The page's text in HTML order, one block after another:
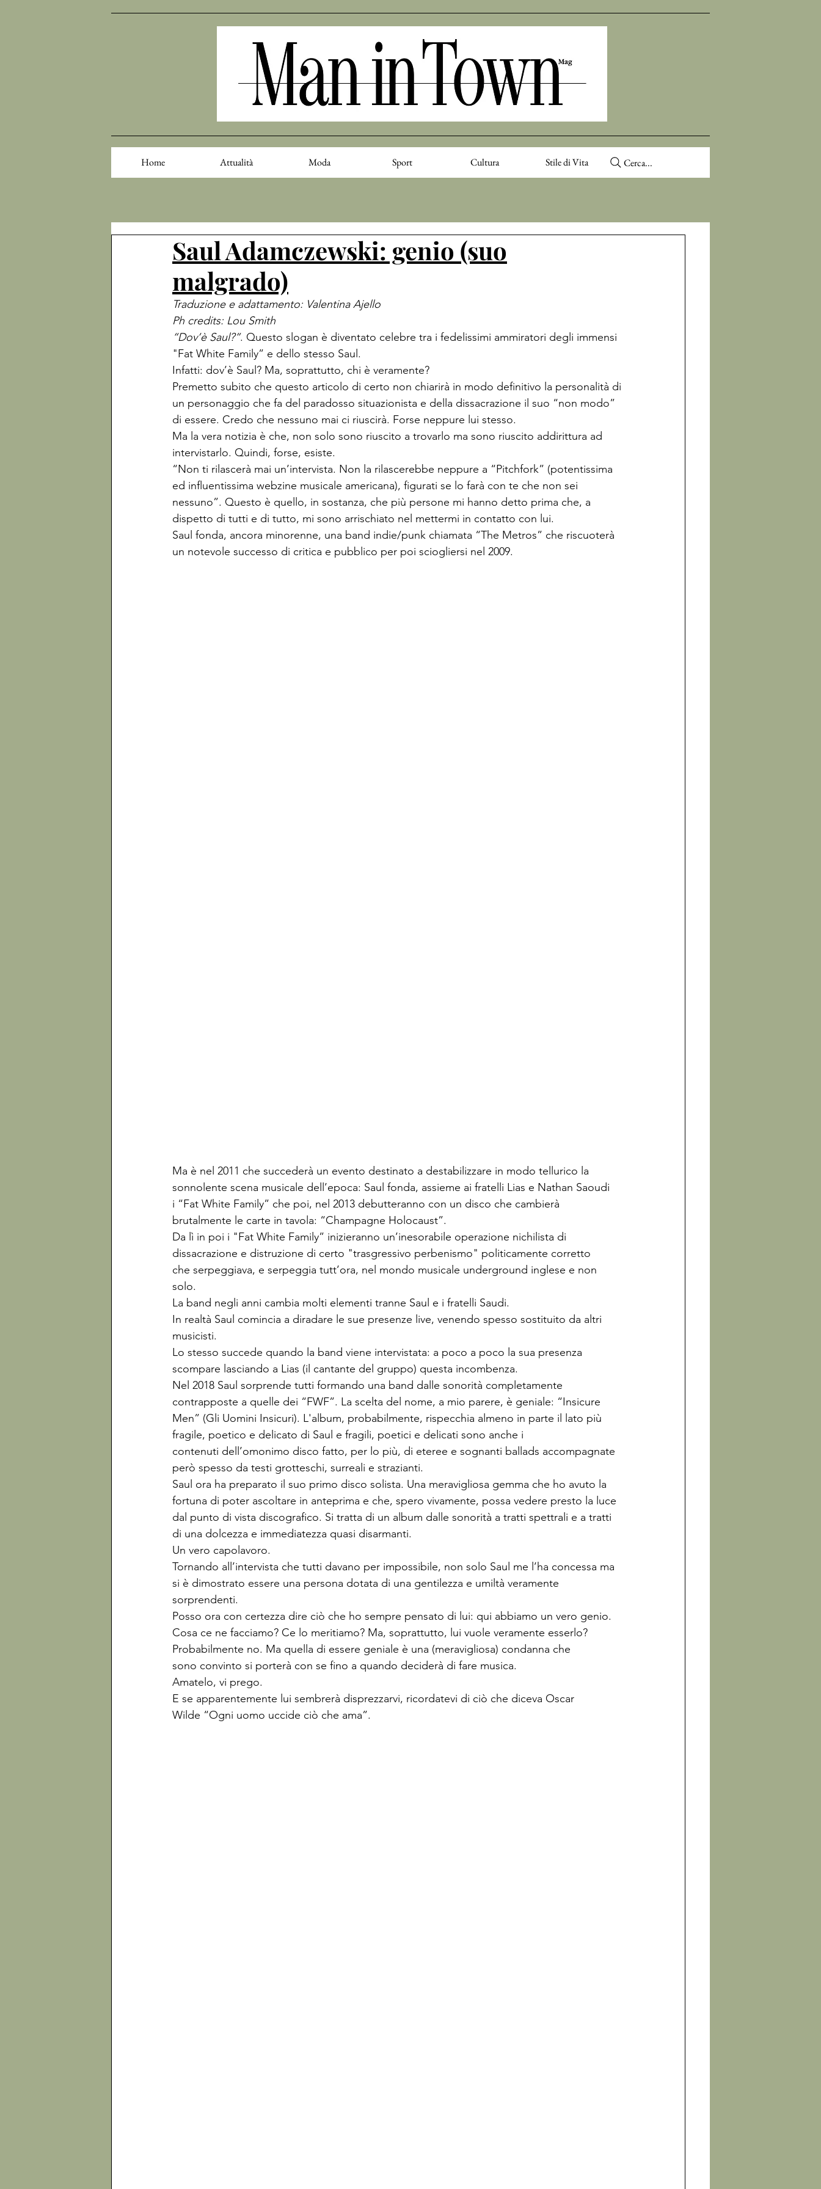
Home Attualità Moda Sport Cultura Stile di Vita Cerca...
Saul Adamczewski: genio (suo
malgrado)
Traduzione e adattamento: Valentina Ajello
Ph credits: Lou Smith
“Dov’è Saul?”. Questo slogan è diventato celebre tra i fedelissimi ammiratori degli immensi
"Fat White Family” e dello stesso Saul.
Infatti: dov’è Saul? Ma, soprattutto, chi è veramente?
Premetto subito che questo articolo di certo non chiarirà in modo definitivo la personalità di
un personaggio che fa del paradosso situazionista e della dissacrazione il suo “non modo”
di essere. Credo che nessuno mai ci riuscirà. Forse neppure lui stesso.
Ma la vera notizia è che, non solo sono riuscito a trovarlo ma sono riuscito addirittura ad
intervistarlo. Quindi, forse, esiste.
“Non ti rilascerà mai un’intervista. Non la rilascerebbe neppure a “Pitchfork” (potentissima
ed influentissima webzine musicale americana), figurati se lo farà con te che non sei
nessuno”. Questo è quello, in sostanza, che più persone mi hanno detto prima che, a
dispetto di tutti e di tutto, mi sono arrischiato nel mettermi in contatto con lui.
Saul fonda, ancora minorenne, una band indie/punk chiamata “The Metros” che riscuoterà
un notevole successo di critica e pubblico per poi sciogliersi nel 2009.
Ma è nel 2011 che succederà un evento destinato a destabilizzare in modo tellurico la
sonnolente scena musicale dell’epoca: Saul fonda, assieme ai fratelli Lias e Nathan Saoudi
i “Fat White Family” che poi, nel 2013 debutteranno con un disco che cambierà
brutalmente le carte in tavola: “Champagne Holocaust”.
Da lì in poi i "Fat White Family” inizieranno un’inesorabile operazione nichilista di
dissacrazione e distruzione di certo "trasgressivo perbenismo" politicamente corretto
che serpeggiava, e serpeggia tutt’ora, nel mondo musicale underground inglese e non
solo.
La band negli anni cambia molti elementi tranne Saul e i fratelli Saudi.
In realtà Saul comincia a diradare le sue presenze live, venendo spesso sostituito da altri
musicisti.
Lo stesso succede quando la band viene intervistata: a poco a poco la sua presenza
scompare lasciando a Lias (il cantante del gruppo) questa incombenza.
Nel 2018 Saul sorprende tutti formando una band dalle sonorità completamente
contrapposte a quelle dei “FWF”. La scelta del nome, a mio parere, è geniale: “Insicure
Men” (Gli Uomini Insicuri). L'album, probabilmente, rispecchia almeno in parte il lato più
fragile, poetico e delicato di Saul e fragili, poetici e delicati sono anche i
contenuti dell’omonimo disco fatto, per lo più, di eteree e sognanti ballads accompagnate
però spesso da testi grotteschi, surreali e strazianti.
Saul ora ha preparato il suo primo disco solista. Una meravigliosa gemma che ho avuto la
fortuna di poter ascoltare in anteprima e che, spero vivamente, possa vedere presto la luce
dal punto di vista discografico. Si tratta di un album dalle sonorità a tratti spettrali e a tratti
di una dolcezza e immediatezza quasi disarmanti.
Un vero capolavoro.
Tornando all’intervista che tutti davano per impossibile, non solo Saul me l’ha concessa ma
si è dimostrato essere una persona dotata di una gentilezza e umiltà veramente
sorprendenti.
Posso ora con certezza dire ciò che ho sempre pensato di lui: qui abbiamo un vero genio.
Cosa ce ne facciamo? Ce lo meritiamo? Ma, soprattutto, lui vuole veramente esserlo?
Probabilmente no. Ma quella di essere geniale è una (meravigliosa) condanna che
sono convinto si porterà con se fino a quando deciderà di fare musica.
Amatelo, vi prego.
E se apparentemente lui sembrerà disprezzarvi, ricordatevi di ciò che diceva Oscar
Wilde “Ogni uomo uccide ciò che ama”.